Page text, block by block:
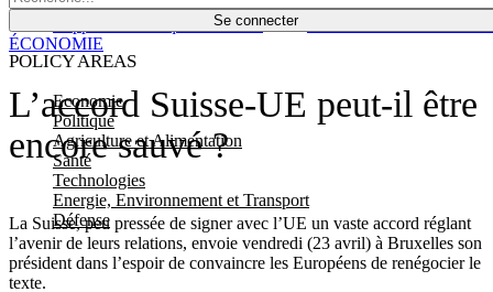
Se connecter
POLICY AREAS
Economie
Politique
Agriculture et Alimentation
Santé
Technologies
Energie, Environnement et Transport
Défense
Économie
L’accord Suisse-UE peut-il être
encore sauvé ?
La Suisse, peu pressée de signer avec l’UE un vaste accord réglant
l’avenir de leurs relations, envoie vendredi (23 avril) à Bruxelles son
président dans l’espoir de convaincre les Européens de renégocier le
texte.
ÉCONOMIE